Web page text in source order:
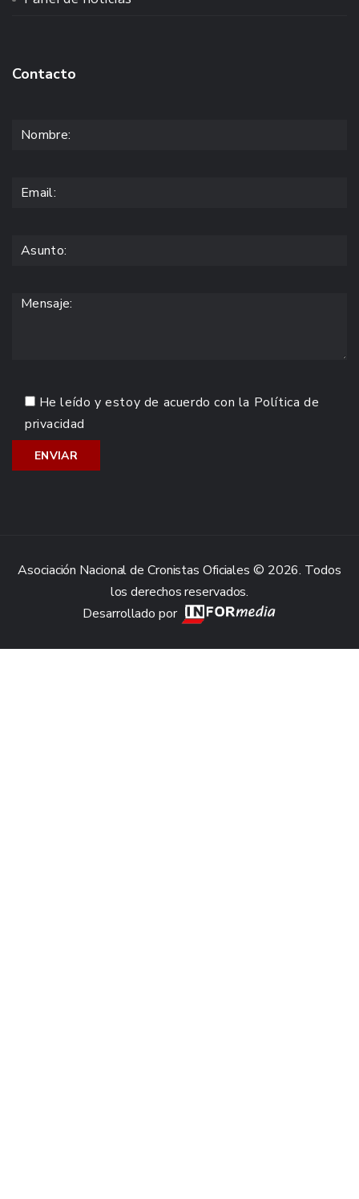
Contacto
He leído y estoy de acuerdo con la Política de
privacidad
Asociación Nacional de Cronistas Oficiales © 2026. Todos
los derechos reservados.
Desarrollado por